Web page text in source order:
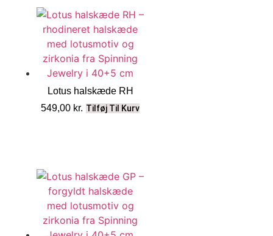
Lotus halskæde RH
549,00 kr. Tilføj Til Kurv